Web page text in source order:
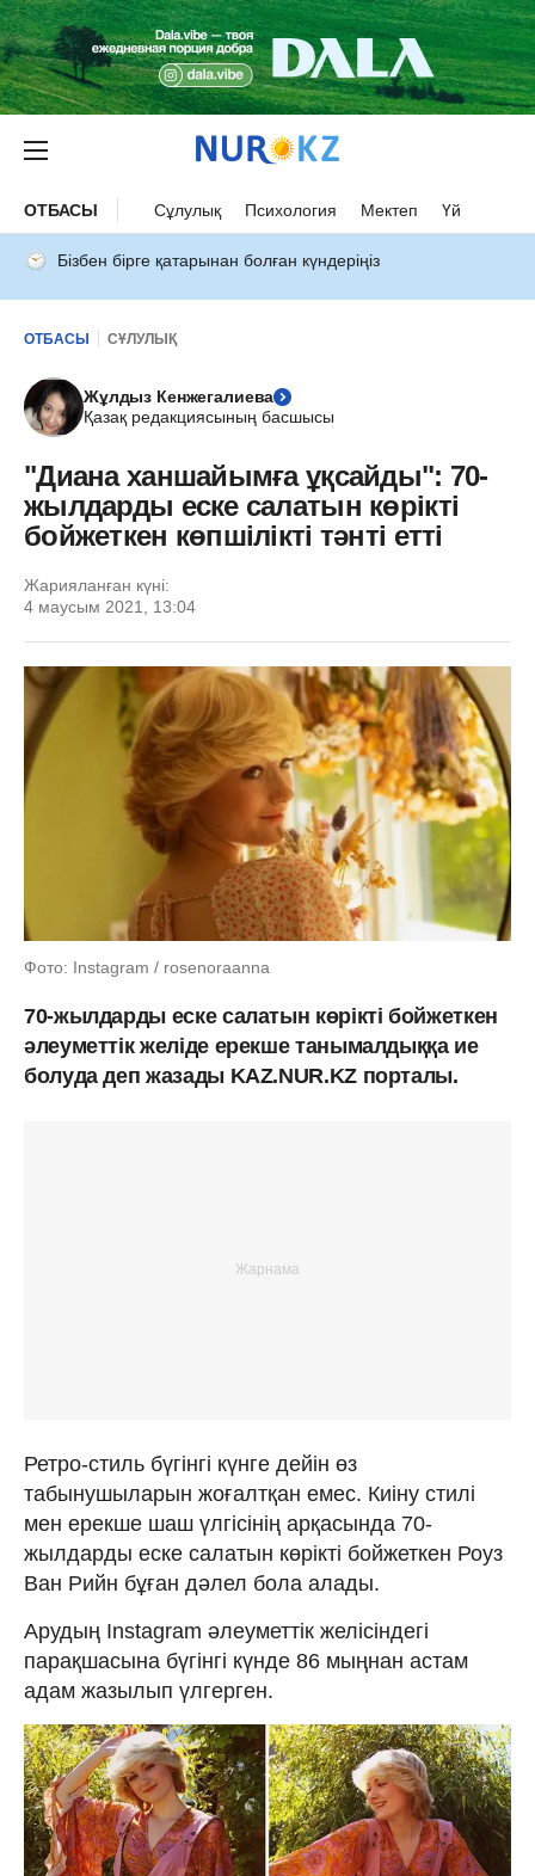
ОТБАСЫ Сұлулық Психология Мектеп Үй
Бізбен бірге қатарынан болған күндеріңіз
ОТБАСЫ СҰЛУЛЫҚ
Жұлдыз Кенжегалиева
Қазақ редакциясының басшысы
"Диана ханшайымға ұқсайды": 70-
жылдарды еске салатын көрікті
бойжеткен көпшілікті тәнті етті
Жарияланған күні:
4 маусым 2021, 13:04
Фото: Instagram / rosenoraanna
70-жылдарды еске салатын көрікті бойжеткен
әлеуметтік желіде ерекше танымалдыққа ие
болуда деп жазады KAZ.NUR.KZ порталы.
Ретро-стиль бүгінгі күнге дейін өз
табынушыларын жоғалтқан емес. Киіну стилі
мен ерекше шаш үлгісінің арқасында 70-
жылдарды еске салатын көрікті бойжеткен Роуз
Ван Рийн бұған дәлел бола алады.
Арудың Instagram әлеуметтік желісіндегі
парақшасына бүгінгі күнде 86 мыңнан астам
адам жазылып үлгерген.